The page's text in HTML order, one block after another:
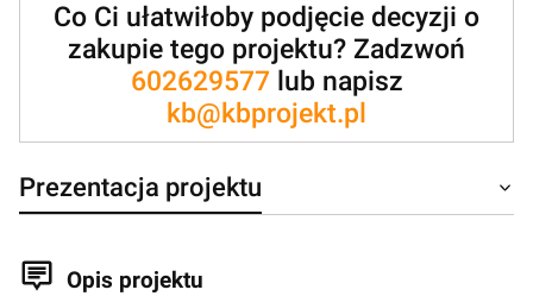
Co Ci ułatwiłoby podjęcie decyzji o
zakupie tego projektu? Zadzwoń
602629577lub napisz
kb@kbprojekt.pl
Prezentacja projektu
Opis projektu